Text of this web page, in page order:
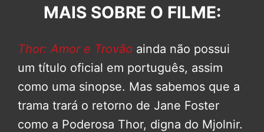
MAIS SOBRE O FILME:
Thor: Amor e Trovão ainda não possui
um título oficial em português, assim
como uma sinopse. Mas sabemos que a
trama trará o retorno de Jane Foster
como a Poderosa Thor, digna do Mjolnir.